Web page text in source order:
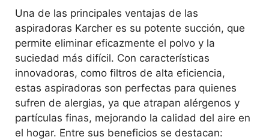
Una de las principales ventajas de las
aspiradoras Karcher es su potente succión, que
permite eliminar eficazmente el polvo y la
suciedad más difícil. Con características
innovadoras, como filtros de alta eficiencia,
estas aspiradoras son perfectas para quienes
sufren de alergias, ya que atrapan alérgenos y
partículas finas, mejorando la calidad del aire en
el hogar. Entre sus beneficios se destacan: